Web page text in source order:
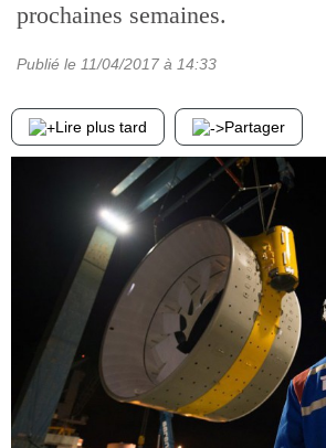
prochaines semaines.
Publié le 11/04/2017 à 14:33
Lire plus tard Partager